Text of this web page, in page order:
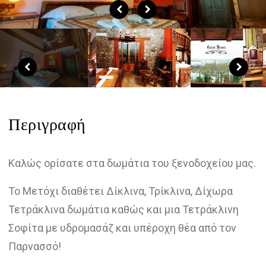
Περιγραφή
Καλώς ορίσατε στα δωμάτια του ξενοδοχείου μας.
Το Μετόχι διαθέτει Δίκλινα, Τρίκλινα, Δίχωρα
Τετράκλινα δωμάτια καθώς και μια Τετράκλινη
Σοφίτα με υδρομασάζ και υπέροχη θέα από τον
Παρνασσό!